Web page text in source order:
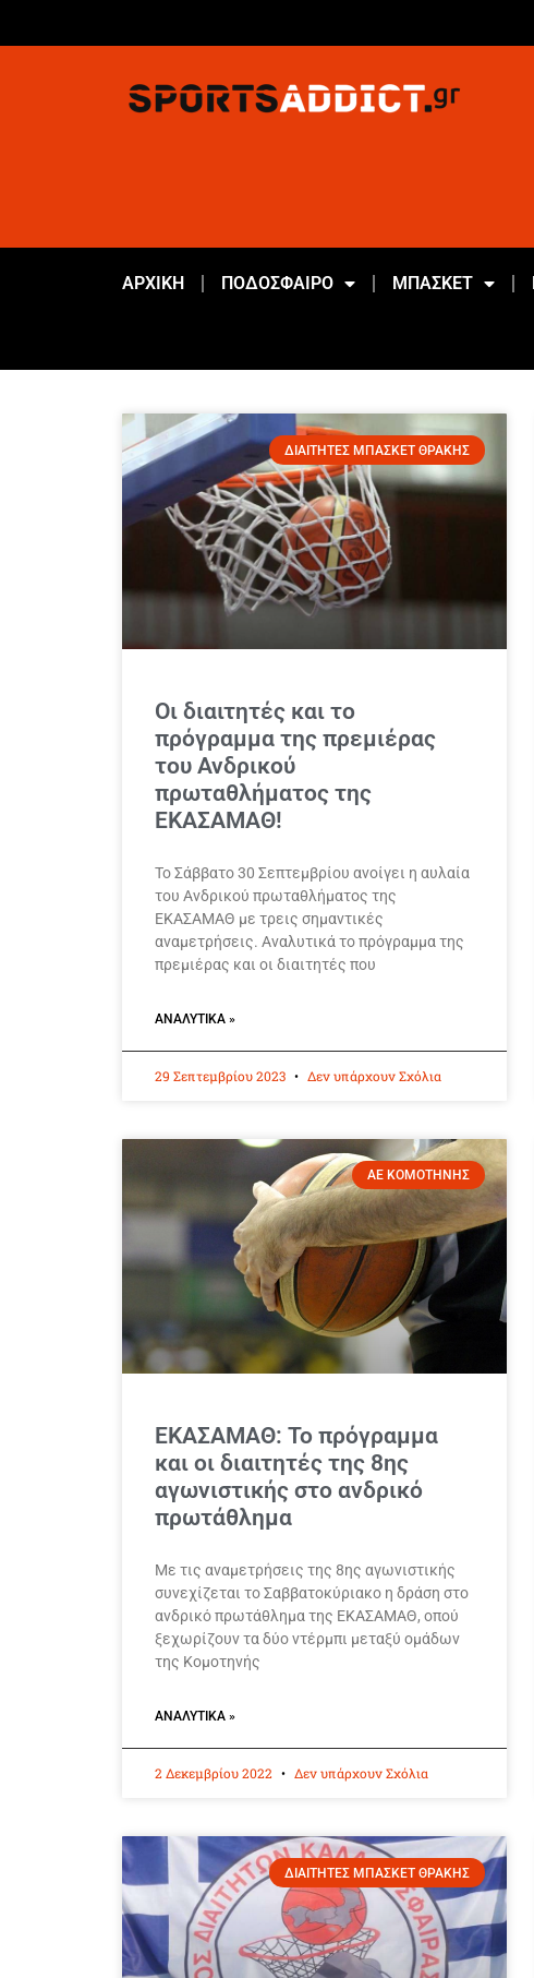
ΑΡΧΙΚΗ ΠΟΔΟΣΦΑΙΡΟ ΜΠΑΣΚΕΤ
ΔΙΑΙΤΗΤΕΣ ΜΠΑΣΚΕΤ ΘΡΑΚΗΣ
Οι διαιτητές και το
πρόγραμμα της πρεμιέρας
του Ανδρικού
πρωταθλήματος της
ΕΚΑΣΑΜΑΘ!
Το Σάββατο 30 Σεπτεμβρίου ανοίγει η αυλαία
του Ανδρικού πρωταθλήματος της
ΕΚΑΣΑΜΑΘ με τρεις σημαντικές
αναμετρήσεις. Αναλυτικά το πρόγραμμα της
πρεμιέρας και οι διαιτητές που
ΑΝΑΛΥΤΙΚΆ »
29 Σεπτεμβρίου 2023 Δεν υπάρχουν Σχόλια
ΑΕ ΚΟΜΟΤΗΝΗΣ
ΕΚΑΣΑΜΑΘ: Το πρόγραμμα
και οι διαιτητές της 8ης
αγωνιστικής στο ανδρικό
πρωτάθλημα
Με τις αναμετρήσεις της 8ης αγωνιστικής
συνεχίζεται το Σαββατοκύριακο η δράση στο
ανδρικό πρωτάθλημα της ΕΚΑΣΑΜΑΘ, οπού
ξεχωρίζουν τα δύο ντέρμπι μεταξύ ομάδων
της Κομοτηνής
ΑΝΑΛΥΤΙΚΆ »
2 Δεκεμβρίου 2022 Δεν υπάρχουν Σχόλια
ΔΙΑΙΤΗΤΕΣ ΜΠΑΣΚΕΤ ΘΡΑΚΗΣ